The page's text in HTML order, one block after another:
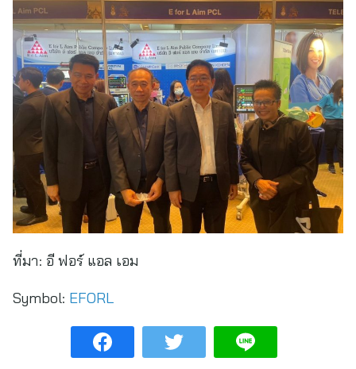
ที่มา: อี ฟอร์ แอล เอม
Symbol: EFORL